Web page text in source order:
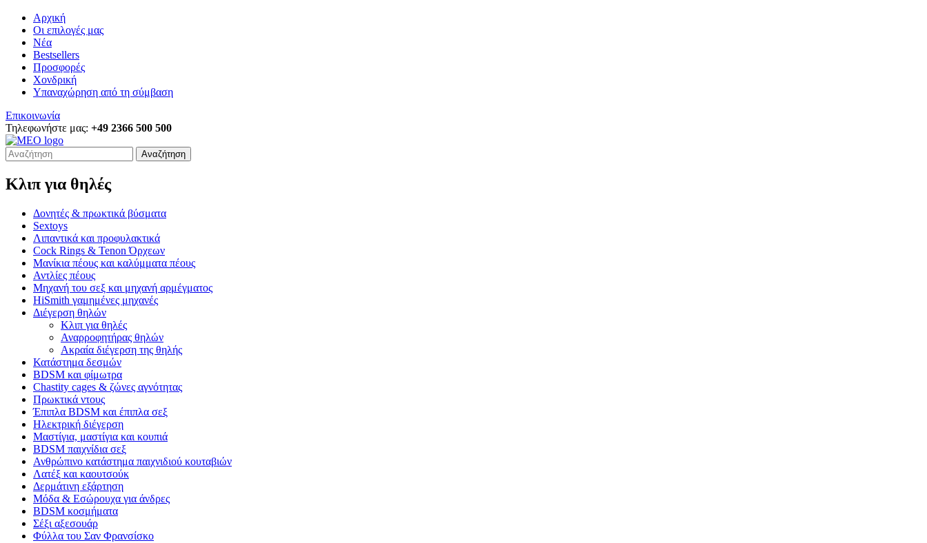
Αρχική
Οι επιλογές μας
Νέα
Bestsellers
Προσφορές
Χονδρική
Υπαναχώρηση από τη σύμβαση
Επικοινωνία
Τηλεφωνήστε μας: +49 2366 500 500
Αναζήτηση
Κλιπ για θηλές
Δονητές & πρωκτικά βύσματα
Sextoys
Λιπαντικά και προφυλακτικά
Cock Rings & Tenon Όρχεων
Μανίκια πέους και καλύμματα πέους
Αντλίες πέους
Μηχανή του σεξ και μηχανή αρμέγματος
HiSmith γαμημένες μηχανές
Διέγερση θηλών
Κλιπ για θηλές
Αναρροφητήρας θηλών
Ακραία διέγερση της θηλής
Κατάστημα δεσμών
BDSM και φίμωτρα
Chastity cages & ζώνες αγνότητας
Πρωκτικά ντους
Έπιπλα BDSM και έπιπλα σεξ
Ηλεκτρική διέγερση
Μαστίγια, μαστίγια και κουπιά
BDSM παιχνίδια σεξ
Ανθρώπινο κατάστημα παιχνιδιού κουταβιών
Λατέξ και καουτσούκ
Δερμάτινη εξάρτηση
Μόδα & Εσώρουχα για άνδρες
BDSM κοσμήματα
Σέξι αξεσουάρ
Φύλλα του Σαν Φρανσίσκο